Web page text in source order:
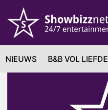
NIEUWS B&B VOL LIEFDE